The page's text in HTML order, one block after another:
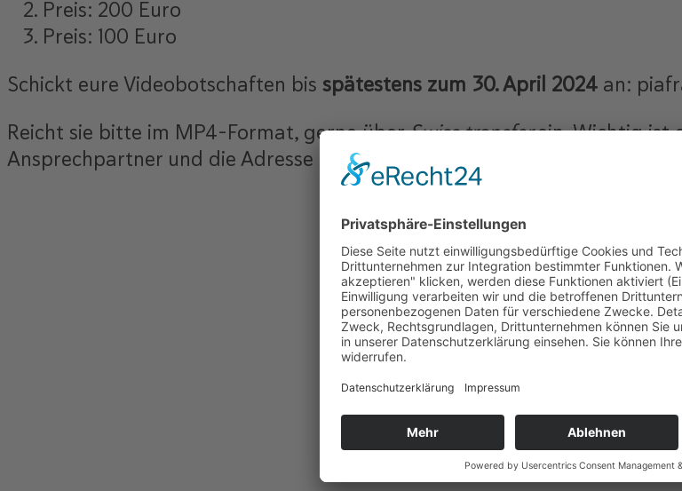
Preis: 200 Euro
Preis: 100 Euro
Schickt eure Videobotschaften bis spätestens zum 30. April 2024 an:
Reicht sie bitte im MP4-Format, gerne überSwiss transferein. Wichtig ist
Ansprechpartner und die Adresse Eurer Schule vollständig enthält.